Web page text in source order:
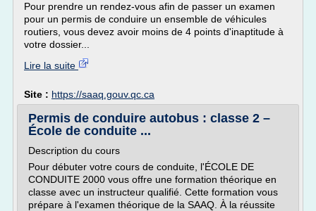
Pour prendre un rendez-vous afin de passer un examen
pour un permis de conduire un ensemble de véhicules
routiers, vous devez avoir moins de 4 points d'inaptitude à
votre dossier...
Lire la suite
Site : https://saaq.gouv.qc.ca
Permis de conduire autobus : classe 2 –
École de conduite ...
Description du cours
Pour débuter votre cours de conduite, l'ÉCOLE DE
CONDUITE 2000 vous offre une formation théorique en
classe avec un instructeur qualifié. Cette formation vous
prépare à l'examen théorique de la SAAQ. À la réussite